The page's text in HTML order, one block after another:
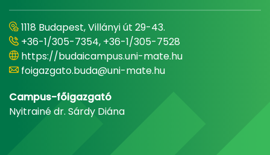
1118 Budapest, Villányi út 29-43.
+36-1/305-7354, +36-1/305-7528
https://budaicampus.uni-mate.hu
foigazgato.buda@uni-mate.hu
Campus-főigazgató
Nyitrainé dr. Sárdy Diána